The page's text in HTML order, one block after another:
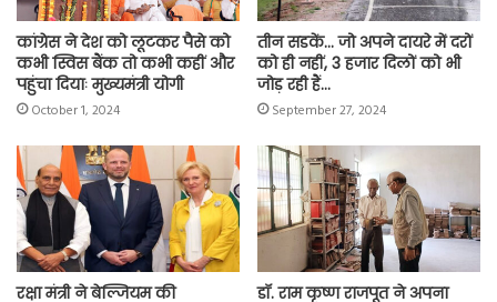
कांग्रेस ने देश को लूटकर पैसे को
कभी स्विस बैंक तो कभी कहीं और
पहुंचा दियाः मुख्यमंत्री योगी
October 1, 2024
तीन सडकें… जो अपने दायरे में दरों
को ही नहीं, 3 हजार दिलों को भी
जोड़ रही हैं…
September 27, 2024
रक्षा मंत्री ने बेल्जियम की डॉ. राम कृष्ण राजपूत ने अपना